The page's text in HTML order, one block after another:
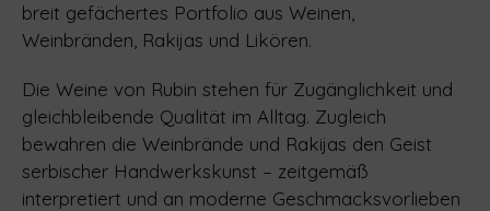
breit gefächertes Portfolio aus Weinen,
Weinbränden, Rakijas und Likören.
Die Weine von Rubin stehen für Zugänglichkeit und
gleichbleibende Qualität im Alltag. Zugleich
bewahren die Weinbrände und Rakijas den Geist
serbischer Handwerkskunst – zeitgemäß
interpretiert und an moderne Geschmacksvorlieben